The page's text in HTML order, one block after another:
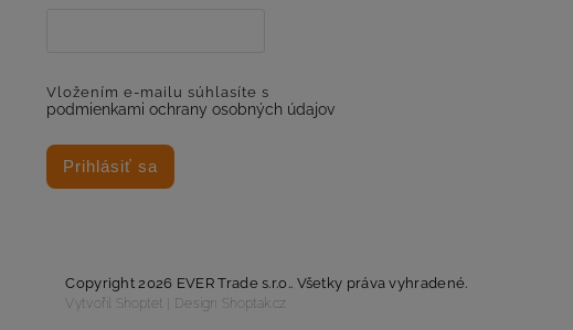
Vložením e-mailu súhlasíte s
podmienkami ochrany osobných údajov
Prihlásiť sa
Copyright 2026 EVER Trade s.r.o.. Všetky práva vyhradené.
Vytvořil Shoptet | Design Shoptak.cz